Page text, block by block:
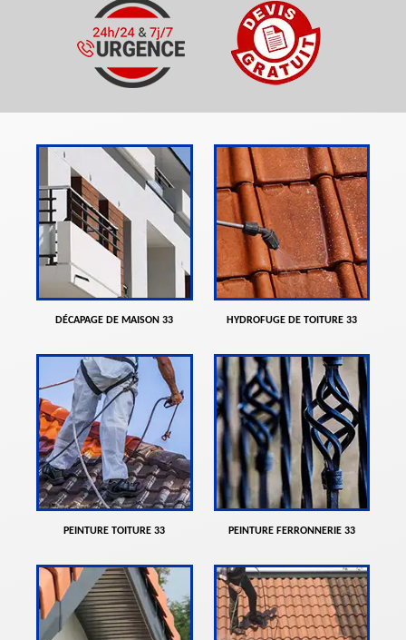
DÉCAPAGE DE MAISON 33 HYDROFUGE DE TOITURE 33
PEINTURE TOITURE 33 PEINTURE FERRONNERIE 33